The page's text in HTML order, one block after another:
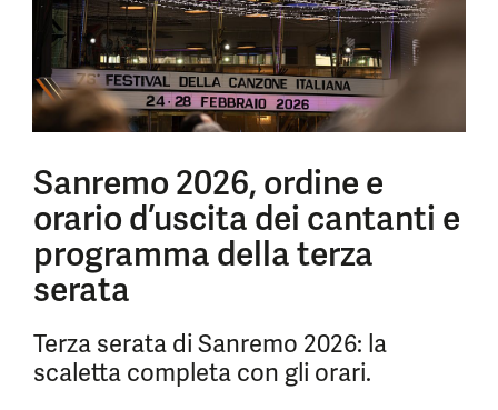
Sanremo 2026, ordine e
orario d’uscita dei cantanti e
programma della terza
serata
Terza serata di Sanremo 2026: la
scaletta completa con gli orari.